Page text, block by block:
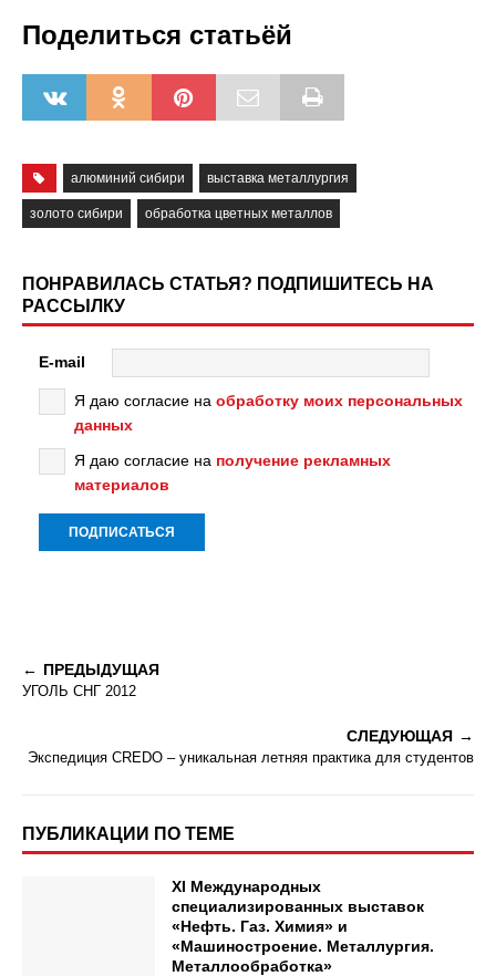
Поделиться статьёй
алюминий сибири выставка металлургия
золото сибири обработка цветных металлов
ПОНРАВИЛАСЬ СТАТЬЯ? ПОДПИШИТЕСЬ НА
РАССЫЛКУ
E-mail
Я даю согласие на обработку моих персональных
данных
Я даю согласие на получение рекламных
материалов
ПРЕДЫДУЩАЯ
УГОЛЬ СНГ 2012
СЛЕДУЮЩАЯ
Экспедиция CREDO – уникальная летняя практика для студентов
ПУБЛИКАЦИИ ПО ТЕМЕ
XI Международных
специализированных выставок
«Нефть. Газ. Химия» и
«Машиностроение. Металлургия.
Металлообработка»